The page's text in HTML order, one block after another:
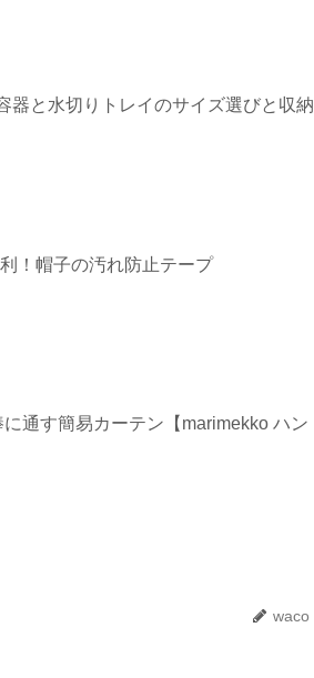
器と水切りトレイのサイズ選びと収納
！帽子の汚れ防止テープ
通す簡易カーテン【marimekko ハン
waco